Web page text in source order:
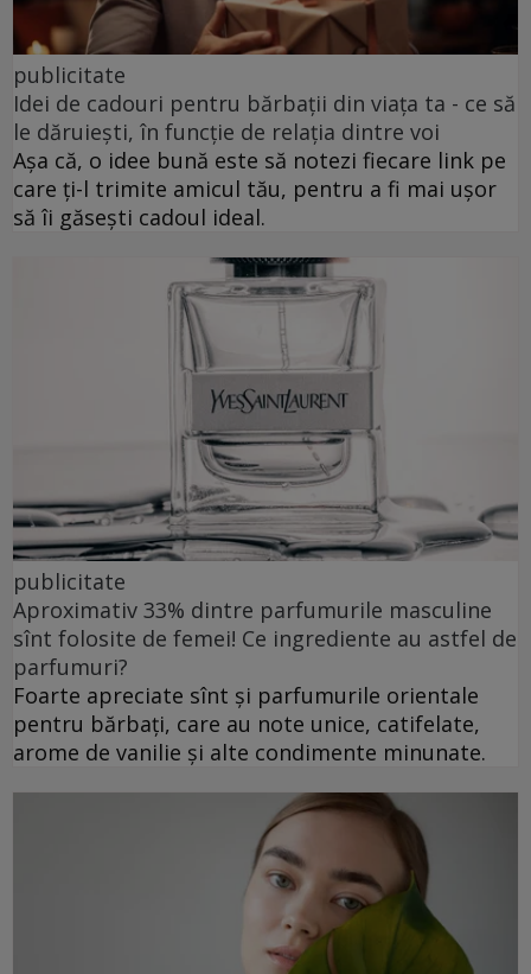
publicitate
Idei de cadouri pentru bărbații din viața ta - ce să
le dăruiești, în funcție de relația dintre voi
Așa că, o idee bună este să notezi fiecare link pe
care ți-l trimite amicul tău, pentru a fi mai ușor
să îi găsești cadoul ideal.
publicitate
Aproximativ 33% dintre parfumurile masculine
sînt folosite de femei! Ce ingrediente au astfel de
parfumuri?
Foarte apreciate sînt și parfumurile orientale
pentru bărbați, care au note unice, catifelate,
arome de vanilie și alte condimente minunate.